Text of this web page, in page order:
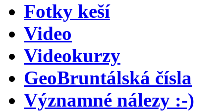
Fotky keší
Video
Videokurzy
GeoBruntálská čísla
Významné nálezy :-)